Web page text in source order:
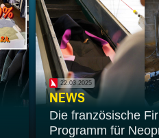
22.03.2025
NEWS
Die französische
Programm für